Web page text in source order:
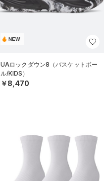
NEW
UAロックダウン8（バスケットボー
ル/KIDS）
￥8,470